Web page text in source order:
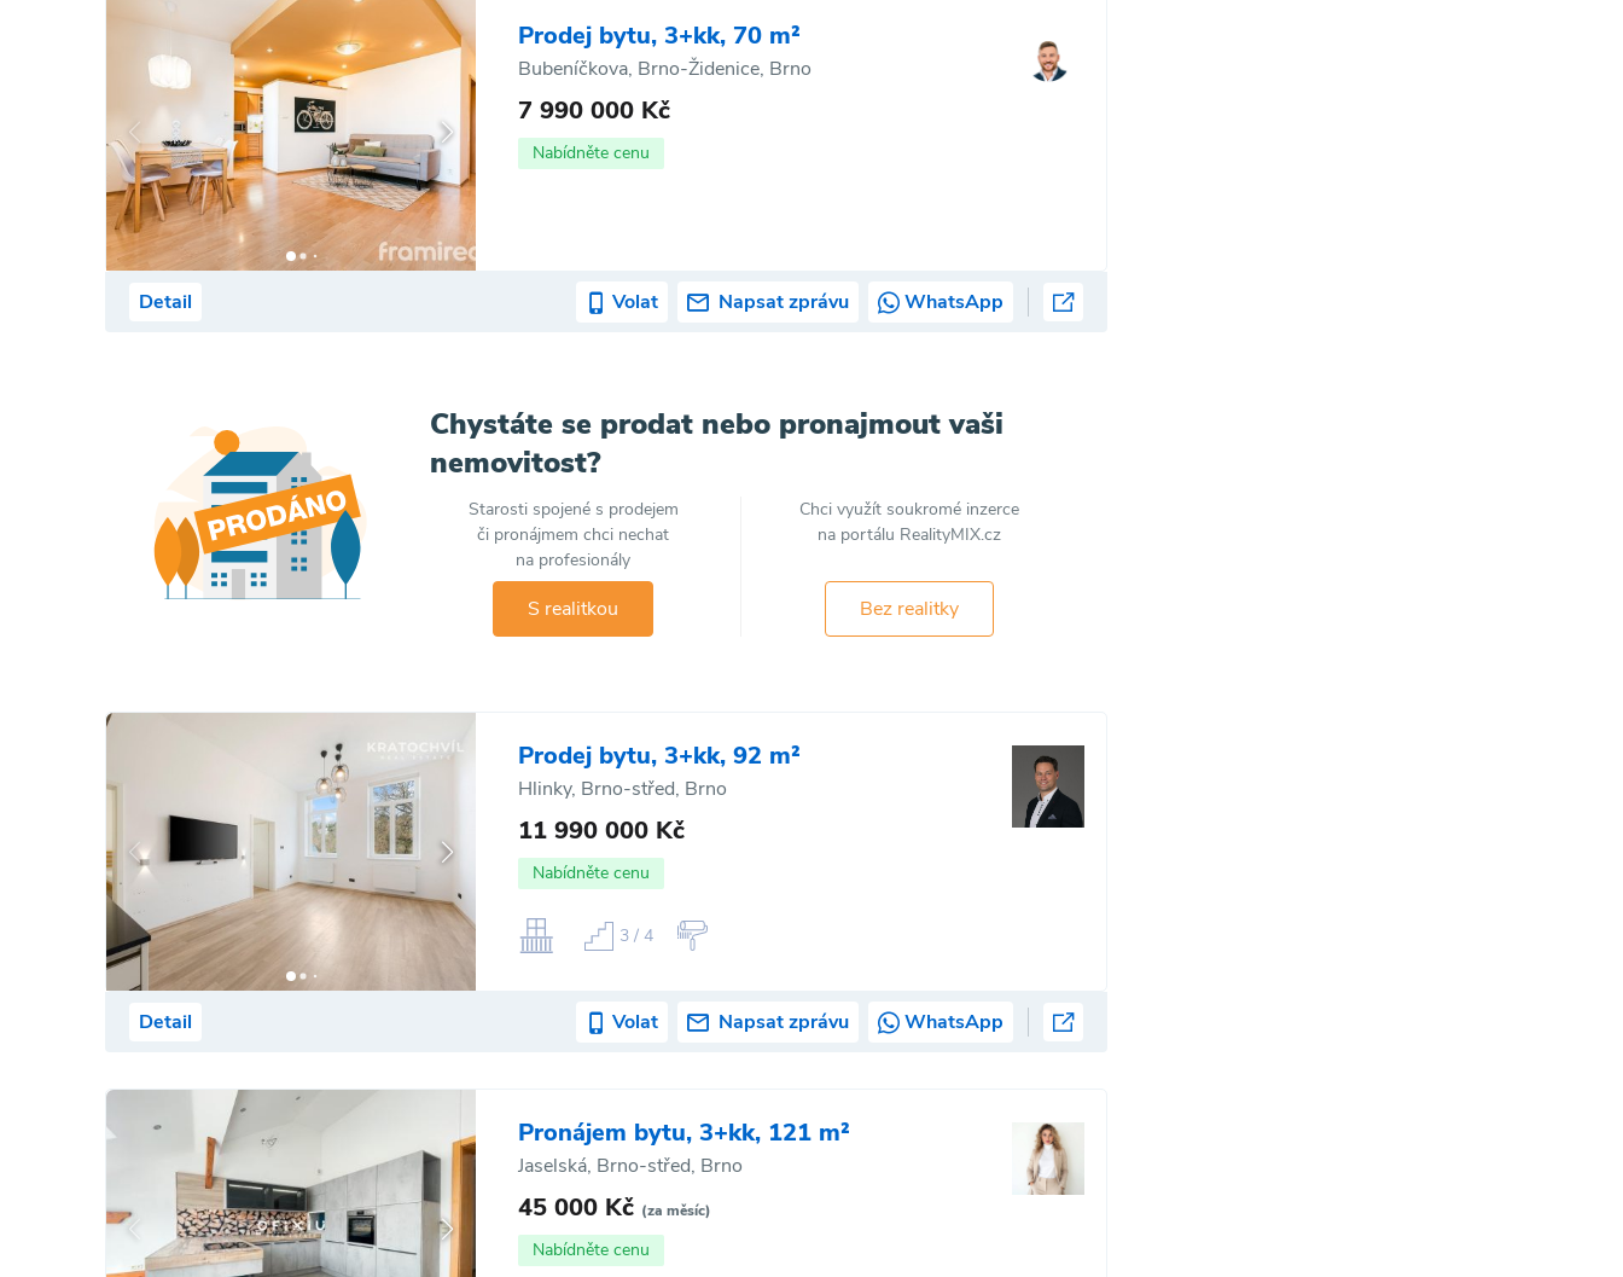
Prodej bytu, 3+kk, 70 m²
Bubeníčkova, Brno-Židenice, Brno
7 990 000 Kč
Nabídněte cenu
Detail Volat Napsat zprávu WhatsApp
Chystáte se prodat nebo pronajmout vaši
nemovitost?
Starosti spojené s prodejem
či pronájmem chci nechat
na profesionály
S realitkou
Chci využít soukromé inzerce
na portálu RealityMIX.cz
Bez realitky
Prodej bytu, 3+kk, 92 m²
Hlinky, Brno-střed, Brno
11 990 000 Kč
Nabídněte cenu
3 / 4
Detail Volat Napsat zprávu WhatsApp
Pronájem bytu, 3+kk, 121 m²
Jaselská, Brno-střed, Brno
45 000 Kč (za měsíc)
Nabídněte cenu